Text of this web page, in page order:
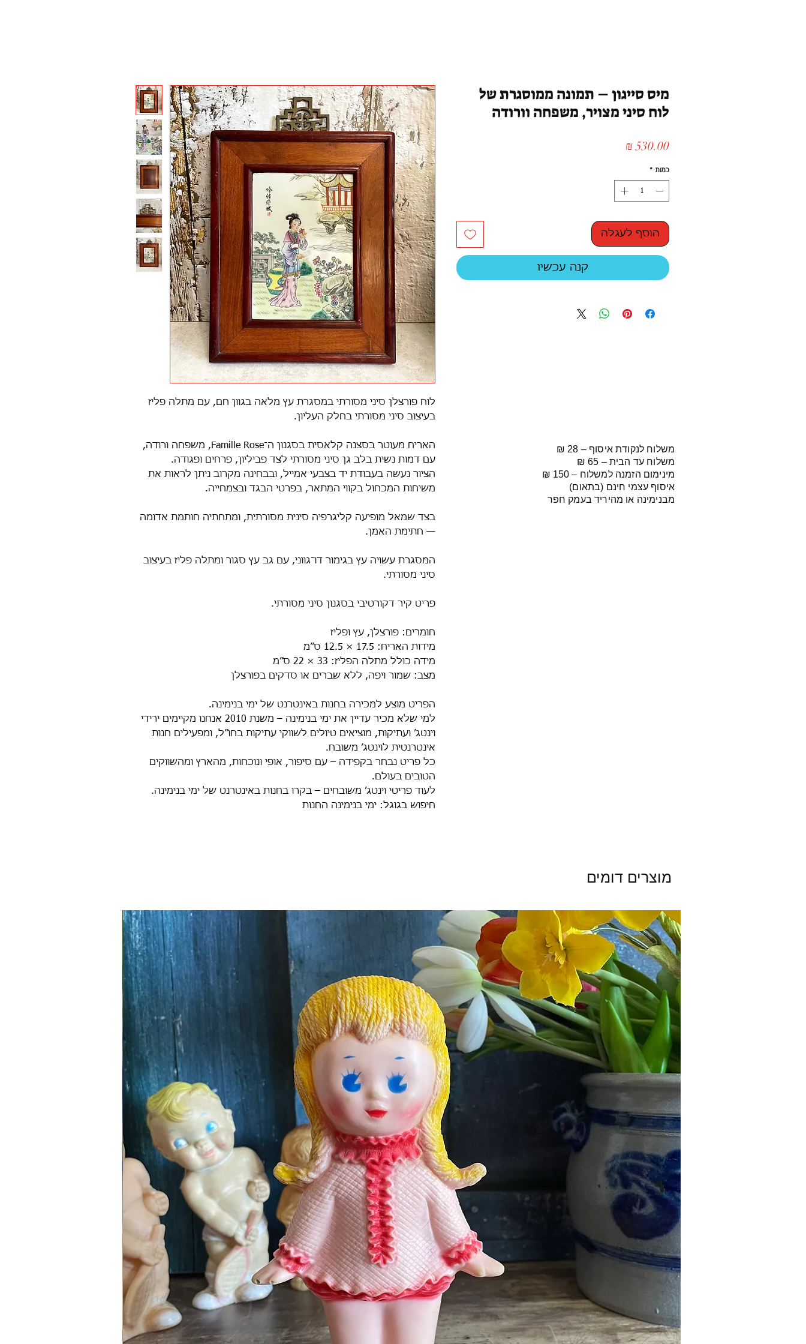
לוח פורצלן סיני מסורתי במסגרת עץ מלאה בגוון חם, עם מתלה פליז
בעיצוב סיני מסורתי בחלק העליון.
האריח מעוטר בסצנה קלאסית בסגנון ה־Famille Rose, משפחה ורודה,
עם דמות נשית בלב גן סיני מסורתי לצד פביליון, פרחים ופגודה.
הציור נעשה בעבודת יד בצבעי אמייל, ובבחינה מקרוב ניתן לראות את
משיחות המכחול בקווי המתאר, בפרטי הבגד ובצמחייה.
בצד שמאל מופיעה קליגרפיה סינית מסורתית, ומתחתיה חותמת אדומה
— חתימת האמן.
המסגרת עשויה עץ בגימור דו־גווני, עם גב עץ סגור ומתלה פליז בעיצוב
סיני מסורתי.
פריט קיר דקורטיבי בסגנון סיני מסורתי.
חומרים: פורצלן, עץ ופליז
מידות האריח: 17.5 × 12.5 ס”מ
מידה כולל מתלה הפליז: 33 × 22 ס”מ
מצב: שמור ויפה, ללא שברים או סדקים בפורצלן
הפריט מוצע למכירה בחנות באינטרנט של ימי בנימינה.
למי שלא מכיר עדיין את ימי בנימינה – משנת 2010 אנחנו מקיימים ירידי
וינטג’ ועתיקות, מוציאים טיולים לשווקי עתיקות בחו״ל, ומפעילים חנות
אינטרנטית לוינטג’ משובח.
כל פריט נבחר בקפידה – עם סיפור, אופי ונוכחות, מהארץ ומהשווקים
הטובים בעולם.
לעוד פריטי וינטג’ משובחים – בקרו בחנות באינטרנט של ימי בנימינה.
חיפוש בגוגל: ימי בנימינה החנות
מיס סייגון – תמונה ממוסגרת של
לוח סיני מצויר, משפחה וורודה
כמות *
הוסף לעגלה
קנה עכשיו
משלוח לנקודת איסוף – 28 ₪
משלוח עד הבית – 65 ₪
מינימום הזמנה למשלוח – 150 ₪
איסוף עצמי חינם (בתאום)
מבנימינה או מהיריד בעמק חפר
מוצרים דומים